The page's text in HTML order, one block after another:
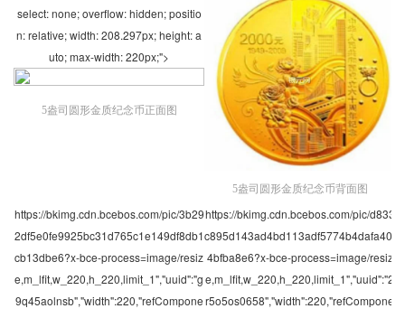
select: none; overflow: hidden; positio
n: relative; width: 208.297px; height: a
uto; max-width: 220px;">
5盎司圆形金质纪念币正面图
5盎司圆形金质纪念币背面图
https://bkimg.cdn.bcebos.com/pic/3b29
2df5e0fe9925bc31d765c1e149df8db1
cb13dbe6?x-bce-process=image/resiz
e,m_lfit,w_220,h_220,limit_1","uuid":"g
9q45aolnsb","width":220,"refCompone
https://bkimg.cdn.bcebos.com/pic/d833
c895d143ad4bd113adf5774b4dafa40f
4bfba8e6?x-bce-process=image/resiz
e,m_lfit,w_220,h_220,limit_1","uuid":"2
r5o5os0658","width":220,"refCompone